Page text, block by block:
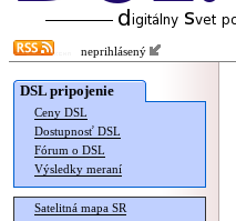
neprihlásený
DSL pripojenie
Ceny DSL
Dostupnosť DSL
Fórum o DSL
Výsledky meraní
Satelitná mapa SR